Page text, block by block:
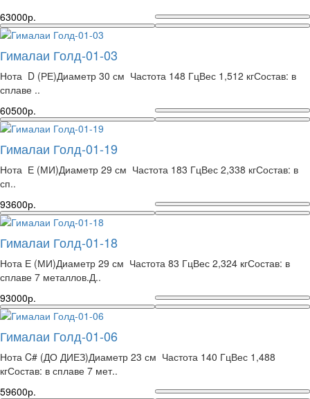
63000р.
Гималаи Голд-01-03
Нота D (РЕ)Диаметр 30 см Частота 148 ГцВес 1,512 кгСостав: в
сплаве ..
60500р.
Гималаи Голд-01-19
Нота Е (МИ)Диаметр 29 см Частота 183 ГцВес 2,338 кгСостав: в
сп..
93600р.
Гималаи Голд-01-18
Нота Е (МИ)Диаметр 29 см Частота 83 ГцВес 2,324 кгСостав: в
сплаве 7 металлов.Д..
93000р.
Гималаи Голд-01-06
Нота C# (ДО ДИЕЗ)Диаметр 23 см Частота 140 ГцВес 1,488
кгСостав: в сплаве 7 мет..
59600р.